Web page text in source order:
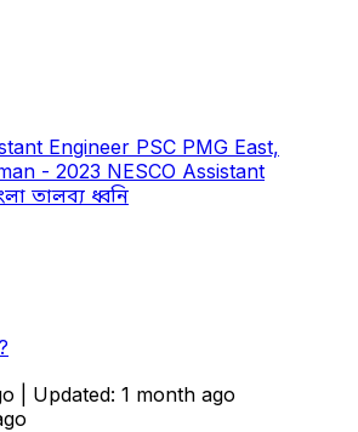
Engineer PSC PMG East,
- 2023 NESCO Assistant
তালব্য ধ্বনি
| Updated: 1 month ago